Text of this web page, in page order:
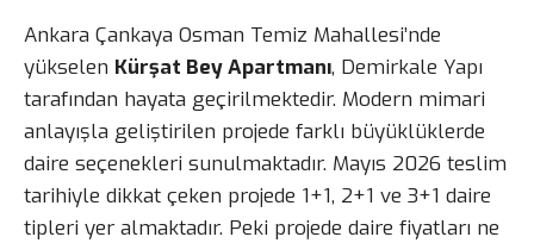
Ankara Çankaya Osman Temiz Mahallesi’nde
yükselen Kürşat Bey Apartmanı, Demirkale Yapı
tarafından hayata geçirilmektedir. Modern mimari
anlayışla geliştirilen projede farklı büyüklüklerde
daire seçenekleri sunulmaktadır. Mayıs 2026 teslim
tarihiyle dikkat çeken projede 1+1, 2+1 ve 3+1 daire
tipleri yer almaktadır. Peki projede daire fiyatları ne